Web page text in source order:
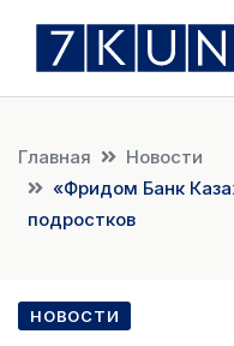
Главная
Новости
«Фридом Банк
подростков
НОВОСТИ